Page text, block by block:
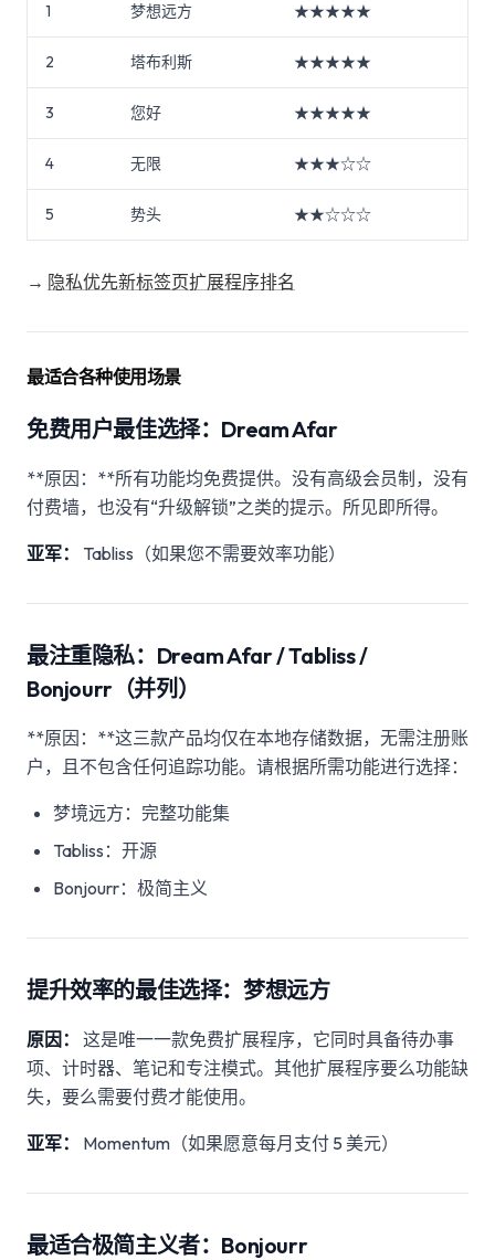
1 梦想远方 ★★★★★
2 塔布利斯 ★★★★★
3 您好 ★★★★★
4 无限 ★★★☆☆
5 势头 ★★☆☆☆
→ 隐私优先新标签页扩展程序排名
最适合各种使用场景
免费用户最佳选择：Dream Afar
**原因：**所有功能均免费提供。没有高级会员制，没有
付费墙，也没有“升级解锁”之类的提示。所见即所得。
亚军： Tabliss（如果您不需要效率功能）
最注重隐私：Dream Afar / Tabliss /
Bonjourr（并列）
**原因：**这三款产品均仅在本地存储数据，无需注册账
户，且不包含任何追踪功能。请根据所需功能进行选择：
梦境远方：完整功能集
Tabliss：开源
Bonjourr：极简主义
提升效率的最佳选择：梦想远方
原因：
这是唯一一款免费扩展程序，它同时具备待办事
项、计时器、笔记和专注模式。其他扩展程序要么功能缺
失，要么需要付费才能使用。
亚军： Momentum（如果愿意每月支付 5 美元）
最适合极简主义者：Bonjourr